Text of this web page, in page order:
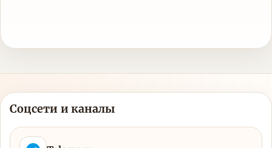
Соцсети и каналы